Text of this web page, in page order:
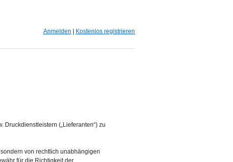
Anmelden Kostenlos registrieren
Druckdienstleistern („Lieferanten“) zu
von rechtlich unabhängigen
für die Richtigkeit der